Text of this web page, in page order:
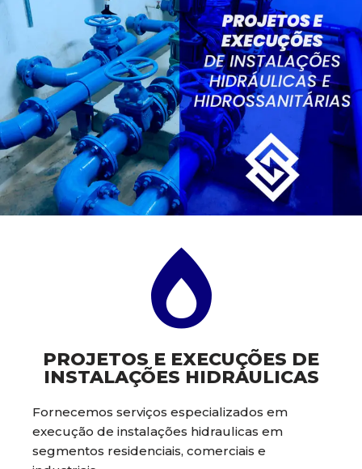
PROJETOS E EXECUÇÕES DE
INSTALAÇÕES HIDRÁULICAS
Fornecemos serviços especializados em
execução de instalações hidraulicas em
segmentos residenciais, comerciais e